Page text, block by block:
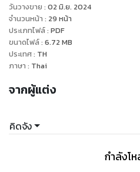
วันวางขาย : 02 มิ.ย. 2024
จำนวนหน้า : 29 หน้า
ประเภทไฟล์: PDF
ขนาดไฟล์: 6.72 MB
ประเทศ: TH
ภาษา : Thai
จากผู้แต่ง
คิดจัง
กำลังโ